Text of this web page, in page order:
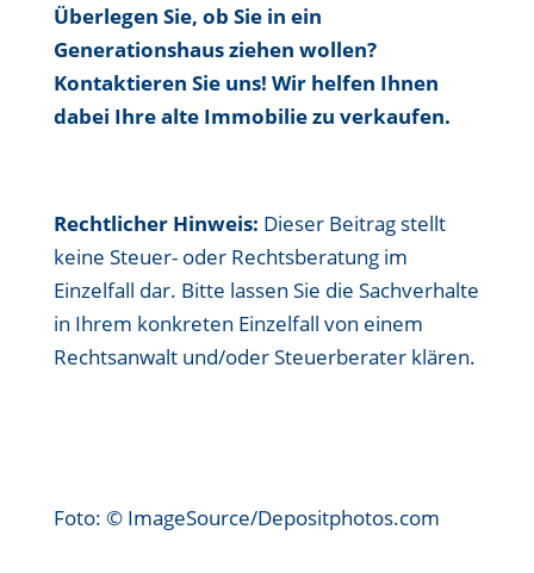
Überlegen Sie, ob Sie in ein
Generationshaus ziehen wollen?
Kontaktieren Sie uns! Wir helfen Ihnen
dabei Ihre alte Immobilie zu verkaufen.
Rechtlicher Hinweis: Dieser Beitrag stellt
keine Steuer- oder Rechtsberatung im
Einzelfall dar. Bitte lassen Sie die Sachverhalte
in Ihrem konkreten Einzelfall von einem
Rechtsanwalt und/oder Steuerberater klären.
Foto: © ImageSource/Depositphotos.com